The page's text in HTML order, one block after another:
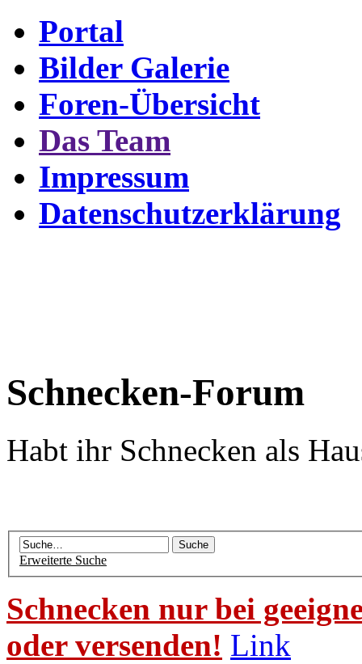
Portal
Bilder Galerie
Foren-Übersicht
Das Team
Impressum
Datenschutzerklärung
Schnecken-Forum
Habt ihr Schnecken als
Erweiterte Suche
Schnecken nur bei
oder versenden! Link